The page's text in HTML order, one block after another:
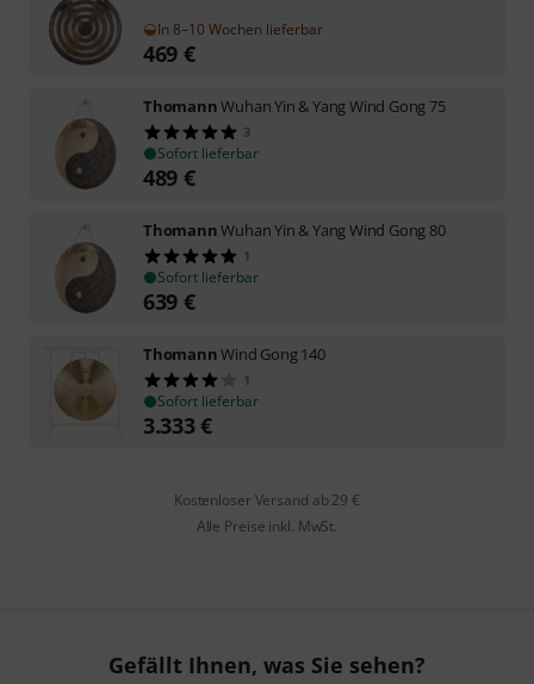
In 8–10 Wochen lieferbar
469 €
ThomannWuhan Yin & Yang Wind Gong 75
3
Sofort lieferbar
489 €
ThomannWuhan Yin & Yang Wind Gong 80
1
Sofort lieferbar
639 €
ThomannWind Gong 140
1
Sofort lieferbar
3.333€
Kostenloser Versand ab 29 €
Alle Preise inkl. MwSt.
Gefällt Ihnen, was Sie sehen?